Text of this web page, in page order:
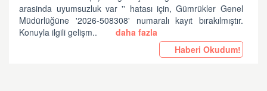
arasinda uyumsuzluk var '' hatası için, Gümrükler Genel
Müdürlüğüne '2026-508308' numaralı kayıt bırakılmıştır.
Konuyla ilgili gelişm..
daha fazla
Haberi Okudum!